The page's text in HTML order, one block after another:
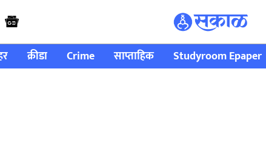
क्रीडा Crime साप्ताहिक Studyroom Epaper